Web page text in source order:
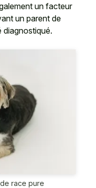
un facteur
un parent de
diagnostiqué.
race pure